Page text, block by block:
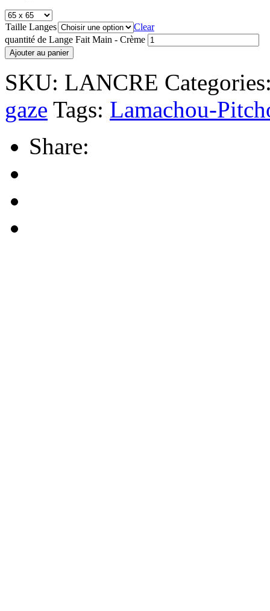
Taille Langes
Clear
quantité de Lange Fait Main - Crème
Ajouter au panier
SKU: LANCRE
gaze Tags: Lamachou-
Share: